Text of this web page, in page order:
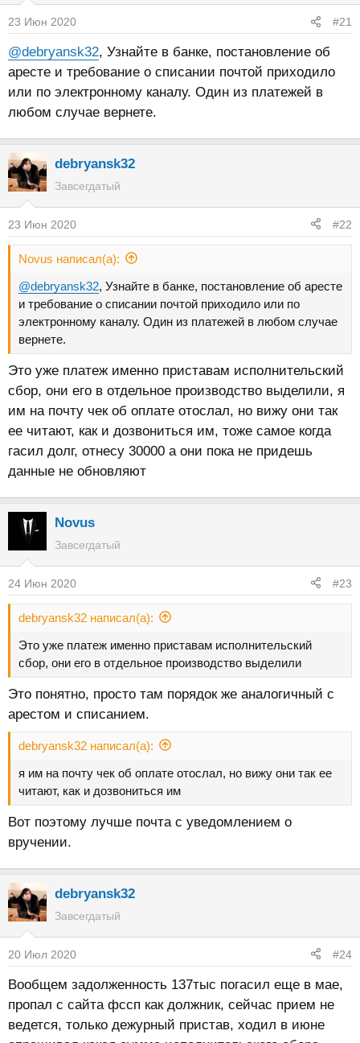
23 Июн 2020 #21
@debryansk32, Узнайте в банке, постановление об
аресте и требование о списании почтой приходило
или по электронному каналу. Один из платежей в
любом случае вернете.
debryansk32
Завсегдатый
23 Июн 2020 #22
Novus написал(а):
@debryansk32, Узнайте в банке, постановление об аресте
и требование о списании почтой приходило или по
электронному каналу. Один из платежей в любом случае
вернете.
Это уже платеж именно приставам исполнительский
сбор, они его в отдельное производство выделили, я
им на почту чек об оплате отослал, но вижу они так
ее читают, как и дозвониться им, тоже самое когда
гасил долг, отнесу 30000 а они пока не придешь
данные не обновляют
Novus
Завсегдатый
24 Июн 2020 #23
debryansk32 написал(а):
Это уже платеж именно приставам исполнительский
сбор, они его в отдельное производство выделили
Это понятно, просто там порядок же аналогичный с
арестом и списанием.
debryansk32 написал(а):
я им на почту чек об оплате отослал, но вижу они так ее
читают, как и дозвониться им
Вот поэтому лучше почта с уведомлением о
вручении.
debryansk32
Завсегдатый
20 Июл 2020 #24
Вообщем задолженность 137тыс погасил еще в мае,
пропал с сайта фссп как должник, сейчас прием не
ведется, только дежурный пристав, ходил в июне